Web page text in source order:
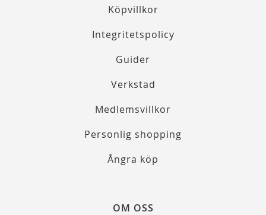
Köpvillkor
Integritetspolicy
Guider
Verkstad
Medlemsvillkor
Personlig shopping
Ångra köp
OM OSS